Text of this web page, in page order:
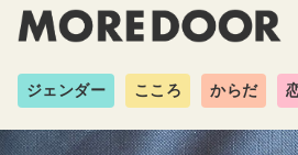
ジェンダー こころ からだ